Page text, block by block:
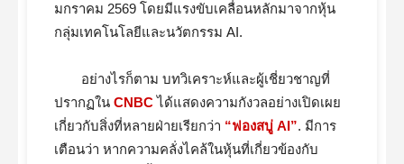
มกราคม 2569 โดยมีแรงขับเคลื่อนหลักมาจากหุ้น
กลุ่มเทคโนโลยีและนวัตกรรม AI.
อย่างไรก็ตาม บทวิเคราะห์และผู้เชี่ยวชาญที่
ปรากฏใน CNBCได้แสดงความกังวลอย่างเปิดเผย
เกี่ยวกับสิ่งที่หลายฝ่ายเรียกว่า “ฟองสบู่ AI”. มีการ
เตือนว่า หากความคลั่งไคล้ในหุ้นที่เกี่ยวข้องกับ